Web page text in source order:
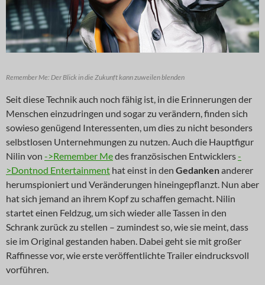
Remember Me: Der Blick in die Zukunft kann zuweilen blenden
Seit diese Technik auch noch fähig ist, in die Erinnerungen der
Menschen einzudringen und sogar zu verändern, finden sich
sowieso genügend Interessenten, um dies zu nicht besonders
selbstlosen Unternehmungen zu nutzen. Auch die Hauptfigur
Nilin von ->Remember Medes französischen Entwicklers-
>Dontnod Entertainment hat einst in den Gedankenanderer
herumspioniert und Veränderungen hineingepflanzt. Nun aber
hat sich jemand an ihrem Kopf zu schaffen gemacht. Nilin
startet einen Feldzug, um sich wieder alle Tassen in den
Schrank zurück zu stellen – zumindest so, wie sie meint, dass
sie im Original gestanden haben. Dabei geht sie mit großer
Raffinesse vor, wie erste veröffentlichte Trailer eindrucksvoll
vorführen.